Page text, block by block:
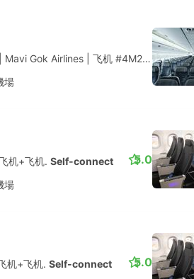
| Mavi Gok Airlines 飞机 #4M262 |经济舱
場
机+飞机. Self-connect
場
5.0
机+飞机. Self-connect 5.0